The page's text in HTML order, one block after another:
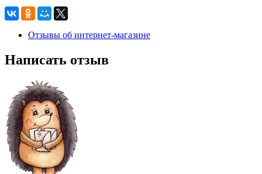
Отзывы об интернет-магазине
Написать отзыв